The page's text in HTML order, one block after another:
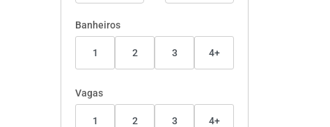
Banheiros
1 2 3 4+
Vagas
1 2 3 4+